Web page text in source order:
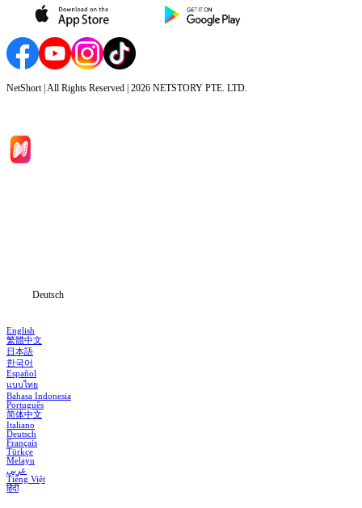
NetShort | All Rights Reserved | 2026 NETSTORY PTE. LTD.
Deutsch
English
繁體中文
日本語
한국어
Español
แบบไทย
Bahasa Indonesia
Português
简体中文
Italiano
Deutsch
Français
Türkçe
Melayu
عربي
Tiếng Việt
हिंदी